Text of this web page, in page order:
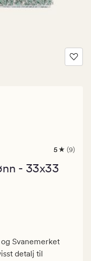
9
med
5 (9)
- 33x33
Svanemerket
detalj til